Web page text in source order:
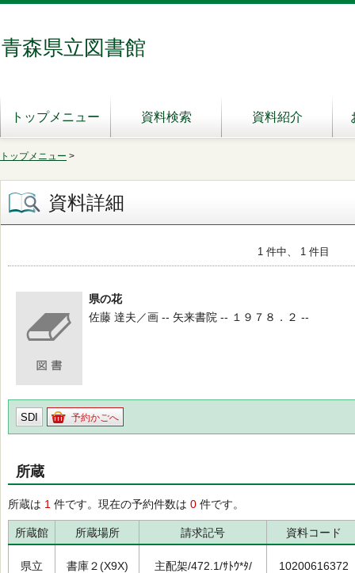
青森県立図書館
トップメニュー 資料検索 資料紹介
トップメニュー >
資料詳細
1 件中、 1 件目
県の花
佐藤 達夫／画 -- 矢来書院 -- １９７８．２ --
SDI 予約かごへ
所蔵
所蔵は 1 件です。現在の予約件数は 0 件です。
所蔵館 所蔵場所 請求記号 資料コード
県立 書庫２(X9X) 主配架/472.1/ｻﾄｳ*ﾀ/ 10200616372